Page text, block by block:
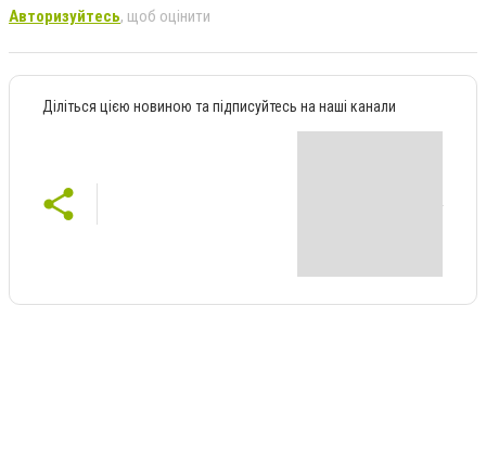
Авторизуйтесь, щоб оцінити
Діліться цією новиною та підписуйтесь на наші канали